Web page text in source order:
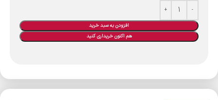
افزودن به سبد خرید
هم اکنون خریداری کنید